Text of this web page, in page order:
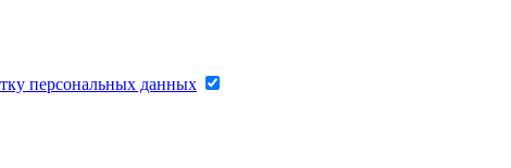
персональных данных